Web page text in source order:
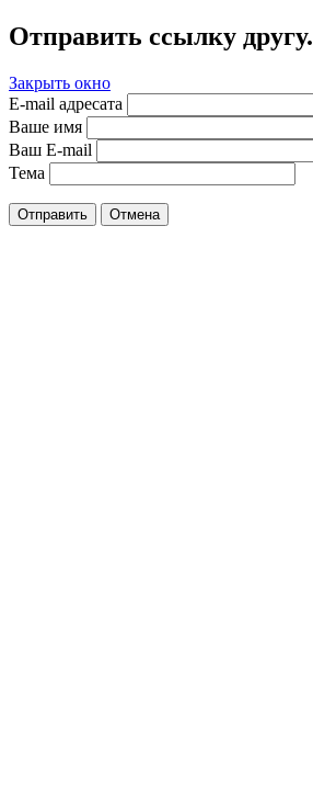
Отправить ссылку другу.
Закрыть окно
E-mail адресата
Ваше имя
Ваш E-mail
Тема
Отправить Отмена